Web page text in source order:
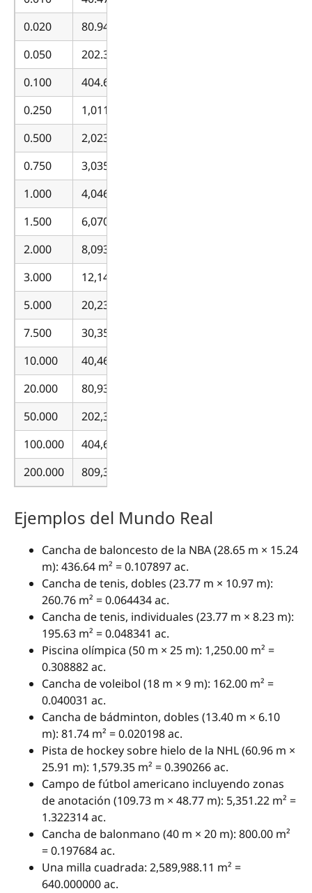
0.020
80.94
0.050
202.34
0.100
404.69
0.250
1,011.71
0.500
2,023.43
0.750
3,035.14
1.000
4,046.86
1.500
6,070.28
2.000
8,093.71
3.000
12,140.57
5.000
20,234.28
7.500
30,351.42
10.000
40,468.56
20.000
80,937.13
50.000
202,342.82
100.000
404,685.64
200.000
809,371.28
Ejemplos del Mundo Real
Cancha de baloncesto de la NBA (28.65 m × 15.24
m): 436.64 m² = 0.107897 ac.
Cancha de tenis, dobles (23.77 m × 10.97 m):
260.76 m² = 0.064434 ac.
Cancha de tenis, individuales (23.77 m × 8.23 m):
195.63 m² = 0.048341 ac.
Piscina olímpica (50 m × 25 m): 1,250.00 m² =
0.308882 ac.
Cancha de voleibol (18 m × 9 m): 162.00 m² =
0.040031 ac.
Cancha de bádminton, dobles (13.40 m × 6.10
m): 81.74 m² = 0.020198 ac.
Pista de hockey sobre hielo de la NHL (60.96 m ×
25.91 m): 1,579.35 m² = 0.390266 ac.
Campo de fútbol americano incluyendo zonas
de anotación (109.73 m × 48.77 m): 5,351.22 m² =
1.322314 ac.
Cancha de balonmano (40 m × 20 m): 800.00 m²
= 0.197684 ac.
Una milla cuadrada: 2,589,988.11 m² =
640.000000 ac.